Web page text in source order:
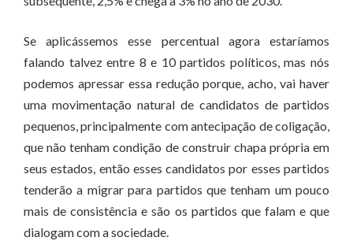
Se aplicássemos esse percentual agora estaríamos
falando talvez entre 8 e 10 partidos políticos, mas nós
podemos apressar essa redução porque, acho, vai haver
uma movimentação natural de candidatos de partidos
pequenos, principalmente com antecipação de coligação,
que não tenham condição de construir chapa própria em
seus estados, então esses candidatos por esses partidos
tenderão a migrar para partidos que tenham um pouco
mais de consistência e são os partidos que falam e que
dialogam com a sociedade.